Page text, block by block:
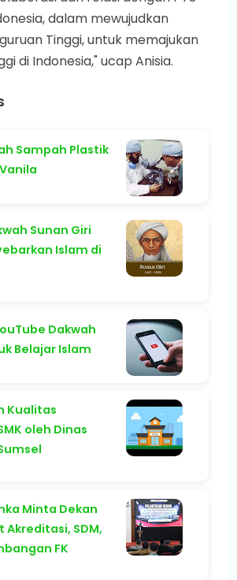
dalam mewujudkan
Tinggi, untuk memajukan
di Indonesia," ucap Anisia.
Sampah Plastik
Sunan Giri
Islam di
Dakwah
Belajar Islam
Kualitas
oleh Dinas
Minta Dekan
Akreditasi, SDM,
FK